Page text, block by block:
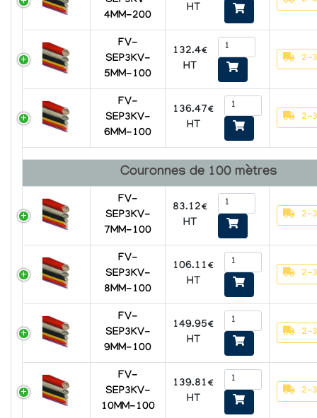
4MM-200
HT
FV-
SEP3KV-
5MM-100
132.4€
HT
2-
FV-
SEP3KV-
6MM-100
136.47€
HT
2-
Couronnes de 100 mètres
FV-
SEP3KV-
7MM-100
83.12€
HT
2-
FV-
SEP3KV-
8MM-100
106.11€
HT
2-
FV-
SEP3KV-
9MM-100
149.95€
HT
2-
FV-
SEP3KV-
10MM-100
139.81€
HT
2-